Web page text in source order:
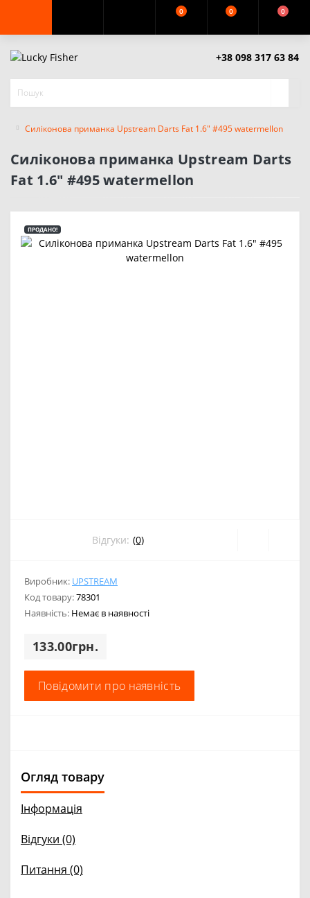
0 0 0
+38 098 317 63 84
Силіконова приманка Upstream Darts Fat 1.6" #495 watermellon
Силіконова приманка Upstream Darts
Fat 1.6" #495 watermellon
ПРОДАНО!
Відгуки: (0)
Виробник: UPSTREAM
Код товару:78301
Наявність: Немає в наявності
133.00грн.
Повідомити про наявність
Огляд товару
Інформація
Відгуки (0)
Питання (0)